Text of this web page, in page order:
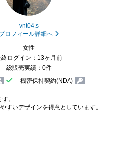
vnt04.s
プロフィール詳細へ
女性
終ログイン：13ヶ月前
総販売実績：0件
機密保持契約(NDA) -
。
すいデザインを得意としています。